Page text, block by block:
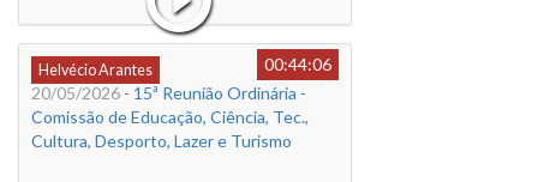
Helvécio Arantes
00:44:06
20/05/2026 - 15ª Reunião Ordinária -
Comissão de Educação, Ciência, Tec.,
Cultura, Desporto, Lazer e Turismo